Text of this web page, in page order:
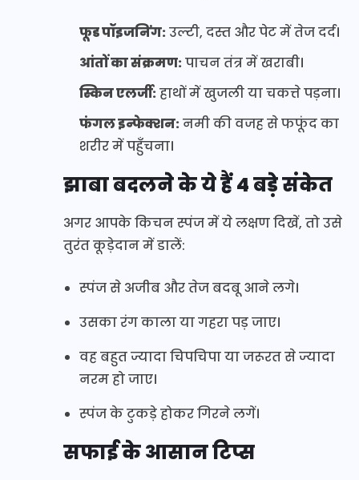
फूड पॉइजनिंग:उल्टी, दस्त और पेट में तेज दर्द।
आंतों का संक्रमण:पाचन तंत्र में खराबी।
स्किन एलर्जी:हाथों में खुजली या चकत्ते पड़ना।
फंगल इन्फेक्शन:नमी की वजह से फफूंद का
शरीर में पहुँचना।
झाबा बदलने के ये हैं 4 बड़े संकेत
अगर आपके किचन स्पंज में ये लक्षण दिखें, तो उसे
तुरंत कूड़ेदान में डालें:
स्पंज से अजीब और तेज बदबू आने लगे।
उसका रंग काला या गहरा पड़ जाए।
वह बहुत ज्यादा चिपचिपा या जरूरत से ज्यादा
नरम हो जाए।
स्पंज के टुकड़े होकर गिरने लगें।
सफाई के आसान टिप्स